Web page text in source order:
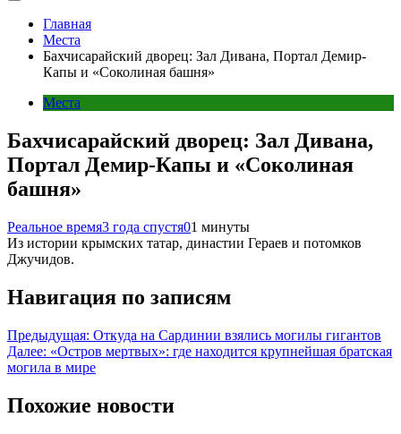
Главная
Места
Бахчисарайский дворец: Зал Дивана, Портал Демир-
Капы и «Соколиная башня»
Места
Бахчисарайский дворец: Зал Дивана,
Портал Демир-Капы и «Соколиная
башня»
Реальное время3 года спустя01 минуты
Из истории крымских татар, династии Гераев и потомков
Джучидов.
Навигация по записям
Предыдущая: Откуда на Сардинии взялись могилы гигантов
Далее: «Остров мертвых»: где находится крупнейшая братская
могила в мире
Похожие новости